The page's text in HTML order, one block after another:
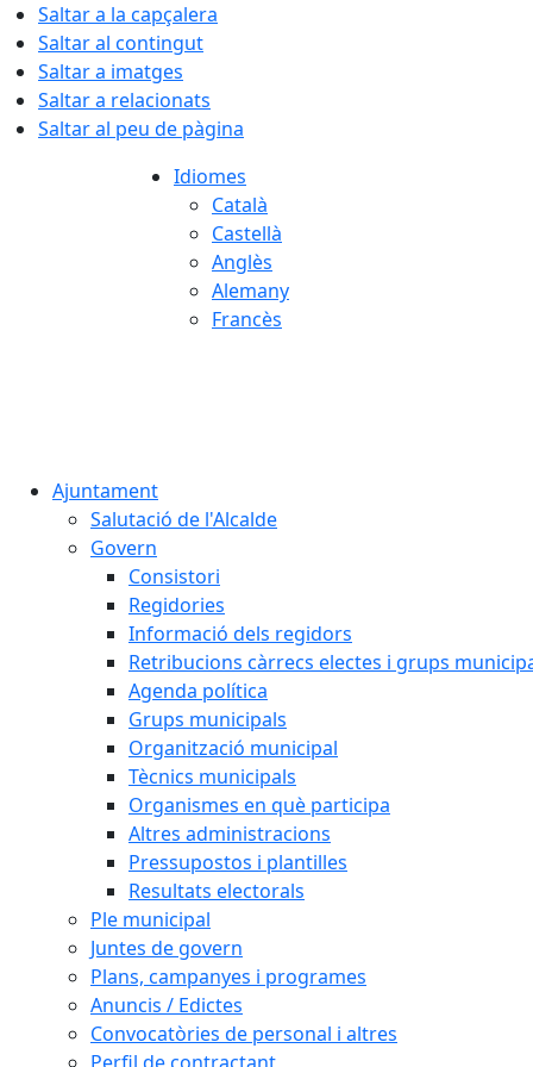
Saltar a la capçalera
Saltar al contingut
Saltar a imatges
Saltar a relacionats
Saltar al peu de pàgina
Idiomes
Català
Castellà
Anglès
Alemany
Francès
Ajuntament
Salutació de l'Alcalde
Govern
Consistori
Regidories
Informació dels regidors
Retribucions càrrecs electes i grups
Agenda política
Grups municipals
Organització municipal
Tècnics municipals
Organismes en què participa
Altres administracions
Pressupostos i plantilles
Resultats electorals
Ple municipal
Juntes de govern
Plans, campanyes i programes
Anuncis / Edictes
Convocatòries de personal i altres